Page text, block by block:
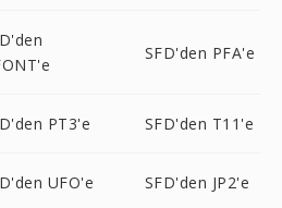
SFD'den PFA'e
PT3'e SFD'den T11'e
UFO'e SFD'den JP2'e